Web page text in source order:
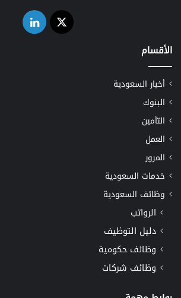
‫X لينكدإن
الأقسام
أخبار السعودية
البنوك
التأمين
العمل
المرور
خدمات السعودية
وظائف السعودية
الرواتب
دليل التوظيف
وظائف حكومية
وظائف شركات